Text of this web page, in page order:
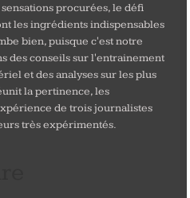
procurées, le défi
les ingrédients indispensables
bien, puisque c'est notre
des conseils sur l'entrainement
et des analyses sur les plus
la pertinence, les
de trois journalistes
très expérimentés.